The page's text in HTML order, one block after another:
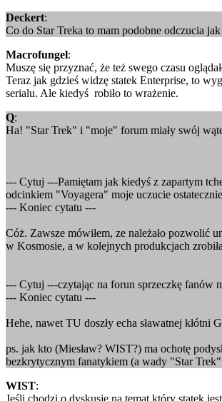
Deckert:
Co do Star Treka to mam podobne odczucia
Macrofungel:
Muszę się przyznać, że też swego czasu
Teraz jak gdzieś widzę statek Enterprise, to
serialu. Ale kiedyś robiło to wrażenie.
Q:
Ha! "Star Trek" i "moje" forum miały swój
--- Cytuj ---Pamiętam jak kiedyś z zapartym
odcinkiem "Voyagera" moje uczucie
--- Koniec cytatu ---
Cóż. Zawsze mówiłem, ze należało pozwolić
w Kosmosie, a w kolejnych produkcjach
--- Cytuj ---czytając na forun sprzeczkę fanów
--- Koniec cytatu ---
Hehe, nawet TU doszły echa sławatnej
ps. jak kto (Miesław? WIST?) ma ochotę
bezkrytycznym fanatykiem (a wady "Star
WIST:
Jeśli chodzi o dyskusje na temat który statek